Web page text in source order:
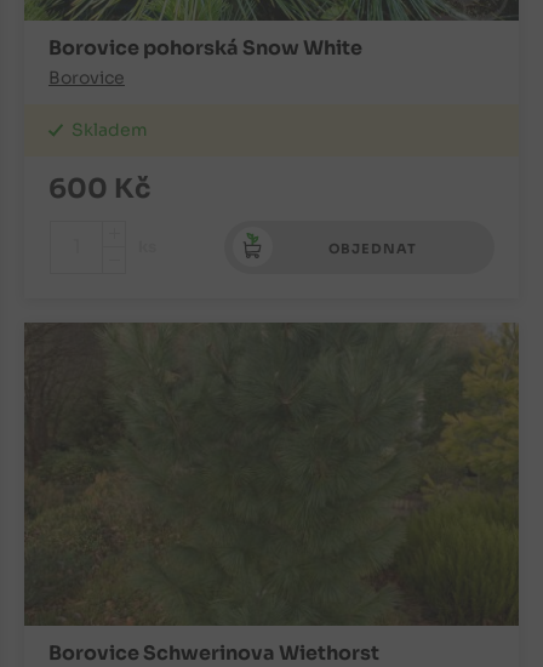
Borovice pohorská Snow White
Borovice
Skladem
600 Kč
OBJEDNAT
Borovice Schwerinova Wiethorst